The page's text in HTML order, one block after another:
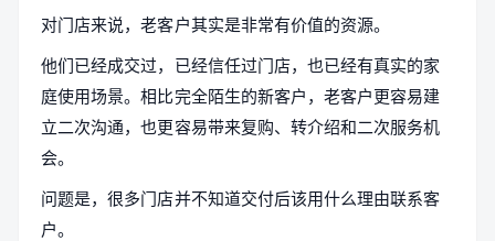
对门店来说，老客户其实是非常有价值的资源。
他们已经成交过，已经信任过门店，也已经有真实的家
庭使用场景。相比完全陌生的新客户，老客户更容易建
立二次沟通，也更容易带来复购、转介绍和二次服务机
会。
问题是，很多门店并不知道交付后该用什么理由联系客
户。